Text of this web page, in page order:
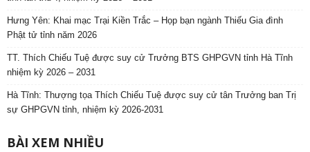
Hưng Yên: Khai mạc Trại Kiền Trắc – Họp bạn ngành Thiếu Gia đình
Phật tử tỉnh năm 2026
TT. Thích Chiếu Tuệ được suy cử Trưởng BTS GHPGVN tỉnh Hà Tĩnh
nhiệm kỳ 2026 – 2031
Hà Tĩnh: Thượng tọa Thích Chiếu Tuệ được suy cử tân Trưởng ban Trị
sự GHPGVN tỉnh, nhiệm kỳ 2026-2031
BÀI XEM NHIỀU